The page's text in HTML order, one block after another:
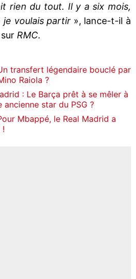
rien du tout. Il y a six mois,
je voulais partir », lance-t-il à
sur RMC.
transfert légendaire bouclé par
Raiola ?
: Le Barça prêt à se mêler à
star du PSG ?
Mbappé, le Real Madrid a
!